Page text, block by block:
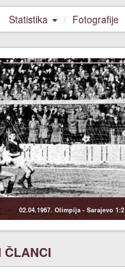
Statistika Fotografije
02.04.1967. Olimpija - Sarajevo 1:2
ČLANCI